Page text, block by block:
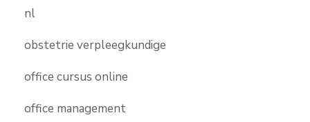
nl
obstetrie verpleegkundige
office cursus online
office management